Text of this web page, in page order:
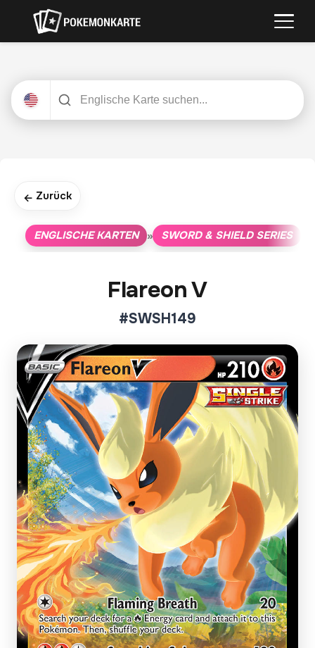
← Zurück
ENGLISCHE KARTEN » SWORD & SHIELD SERIES
Flareon V
#SWSH149